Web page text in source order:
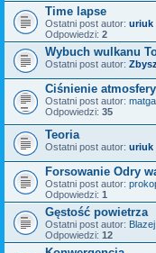
Time lapse
Ostatni post autor: uriuk
Odpowiedzi: 2
Wybuch wulkanu
Ostatni post autor:
Ciśnienie
Ostatni post autor:
Odpowiedzi: 35
Teoria
Ostatni post autor: uriuk
Forsowanie Odry
Ostatni post autor:
Odpowiedzi: 1
Gęstość powietrza
Ostatni post autor: Blazej
Odpowiedzi: 12